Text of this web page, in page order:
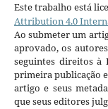
Este trabalho está
Attribution 4.0
Ao submeter um
aprovado, os
seguintes direitos à
primeira publicação
artigo e seus
que seus editores